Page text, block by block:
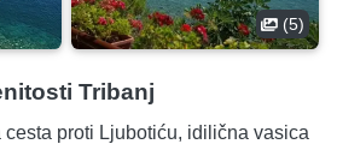
(5)
Tribanj
cesta proti Ljubotiću, idilična vasica